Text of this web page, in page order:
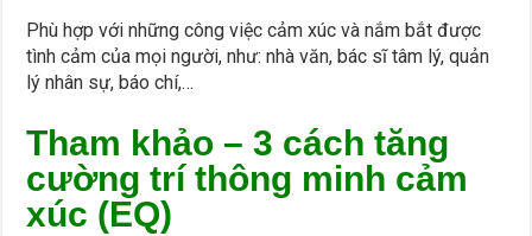
Phù hợp với những công việc cảm xúc và nắm bắt được
tình cảm của mọi người, như: nhà văn, bác sĩ tâm lý, quản
lý nhân sự, báo chí,…
Tham khảo – 3 cách tăng
cường trí thông minh cảm
xúc (EQ)